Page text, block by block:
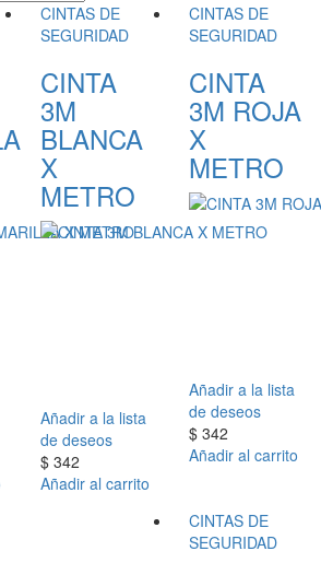
CINTAS DE
SEGURIDAD
CINTA
3M
BLANCA
X
METRO
Añadir a la lista
de deseos
$ 342
Añadir al carrito
CINTAS DE
SEGURIDAD
CINTA
3M ROJA
X
METRO
Añadir a la lista
de deseos
$ 342
Añadir al carrito
CINTAS DE
SEGURIDAD